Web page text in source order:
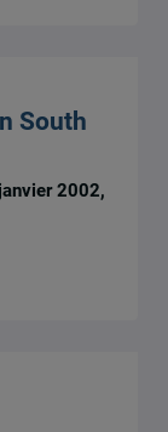
South
2002,